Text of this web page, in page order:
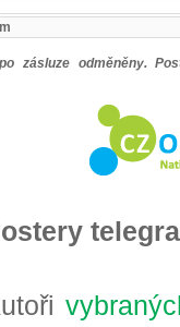
zásluze odměněny.